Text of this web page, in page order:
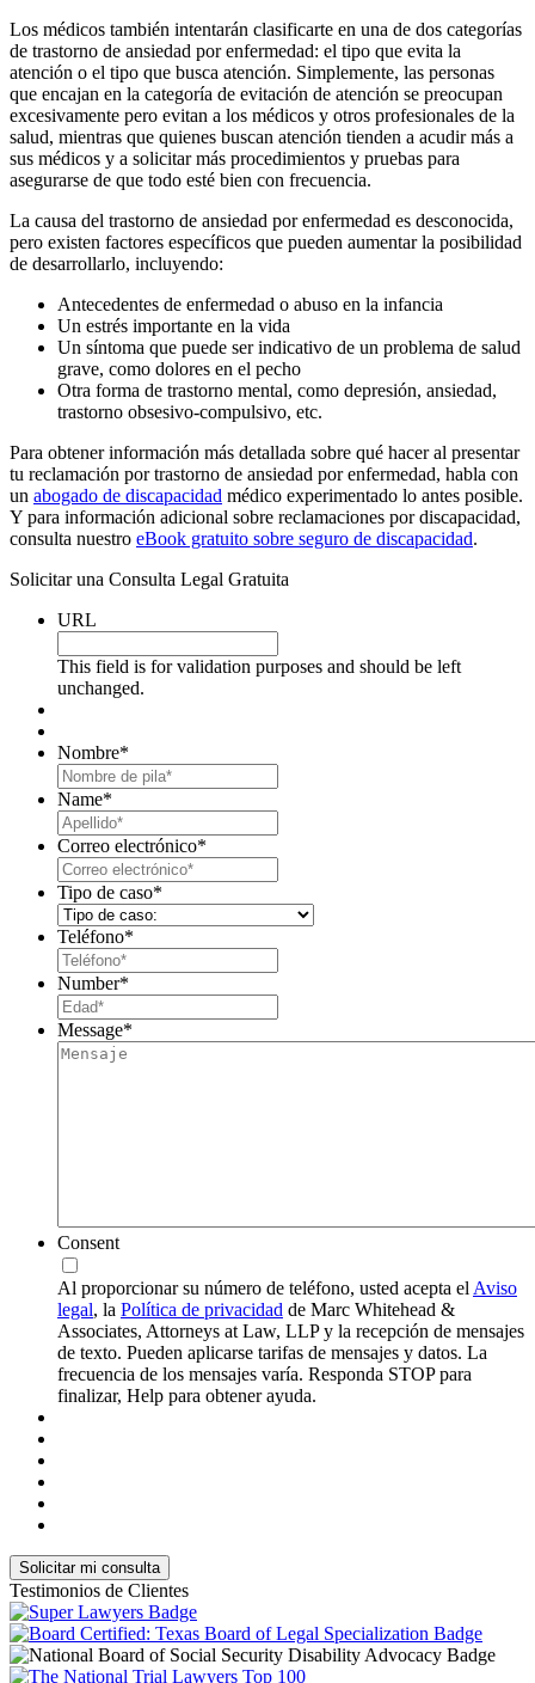
Los médicos también intentarán clasificarte en una de dos categorías
de trastorno de ansiedad por enfermedad: el tipo que evita la
atención o el tipo que busca atención. Simplemente, las personas
que encajan en la categoría de evitación de atención se preocupan
excesivamente pero evitan a los médicos y otros profesionales de la
salud, mientras que quienes buscan atención tienden a acudir más a
sus médicos y a solicitar más procedimientos y pruebas para
asegurarse de que todo esté bien con frecuencia.
La causa del trastorno de ansiedad por enfermedad es desconocida,
pero existen factores específicos que pueden aumentar la posibilidad
de desarrollarlo, incluyendo:
Antecedentes de enfermedad o abuso en la infancia
Un estrés importante en la vida
Un síntoma que puede ser indicativo de un problema de salud
grave, como dolores en el pecho
Otra forma de trastorno mental, como depresión, ansiedad,
trastorno obsesivo-compulsivo, etc.
Para obtener información más detallada sobre qué hacer al presentar
tu reclamación por trastorno de ansiedad por enfermedad, habla con
un abogado de discapacidad médico experimentado lo antes posible.
Y para información adicional sobre reclamaciones por discapacidad,
consulta nuestro eBook gratuito sobre seguro de discapacidad.
Solicitar una Consulta Legal Gratuita
URL
This field is for validation purposes and should be left
unchanged.
Nombre*
Name*
Correo electrónico*
Tipo de caso*
Teléfono*
Number*
Message*
Consent
Al proporcionar su número de teléfono, usted acepta el Aviso
legal, la Política de privacidad de Marc Whitehead &
Associates, Attorneys at Law, LLP y la recepción de mensajes
de texto. Pueden aplicarse tarifas de mensajes y datos. La
frecuencia de los mensajes varía. Responda STOP para
finalizar, Help para obtener ayuda.
Testimonios de Clientes